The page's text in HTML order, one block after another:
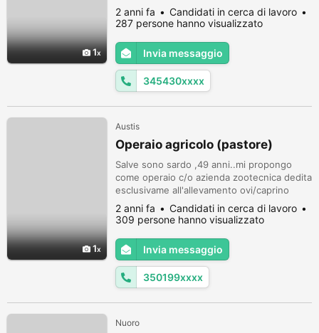
1
macellaio per 6 mesi. Ho lavorato come
manovale in diversi cantieri, magazziniere e
autista. Poi mi occupo di lavaggio auto,
imbianchino, pulizia giardini, scarico merci,
consegne a domicilio, pulizie domestiche e
industriali, ect.. In più dispon...
2 anni fa
Candidati in cerca di lavoro
287 persone hanno visualizzato
Invia messaggio
345430xxxx
1
Austis
Operaio agricolo (pastore)
Salve sono sardo ,49 anni..mi propongo
come operaio c/o azienda zootecnica dedita
esclusivame all'allevamento ovi/caprino
disponibile in tutta Italia. Alloggio dignitoso
e contratto regolare. Patente cat.B
attualmente no automunito. Distinti saluti
2 anni fa
Candidati in cerca di lavoro
309 persone hanno visualizzato
Invia messaggio
350199xxxx
Nuoro